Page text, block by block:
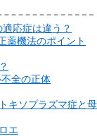
応症は違う？
薬機法のポイント
全の正体
キソプラズマ症と母
エ